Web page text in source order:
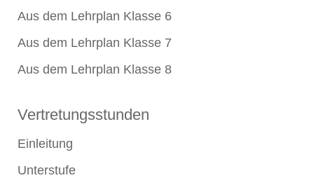
Aus dem Lehrplan Klasse 6
Aus dem Lehrplan Klasse 7
Aus dem Lehrplan Klasse 8
Vertretungsstunden
Einleitung
Unterstufe